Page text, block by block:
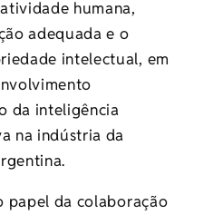
humana,
adequada e o
intelectual, em
da inteligência
na indústria da
papel da colaboração